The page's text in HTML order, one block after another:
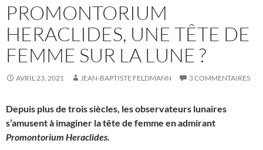
PROMONTORIUM
HERACLIDES, UNE TÊTE DE
FEMME SUR LA LUNE ?
AVRIL 23, 2021 JEAN-BAPTISTE FELDMANN 3 COMMENTAIRES
Depuis plus de trois siècles, les observateurs lunaires
s’amusent à imaginer la tête de femme en admirant
Promontorium Heraclides.